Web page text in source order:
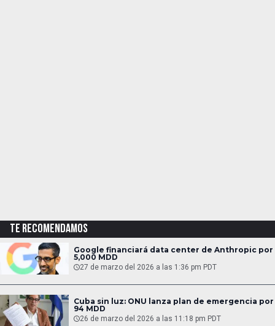
TE RECOMENDAMOS
Google financiará data center de Anthropic por
5,000 MDD
27 de marzo del 2026 a las 1:36 pm PDT
Cuba sin luz: ONU lanza plan de emergencia por
94 MDD
26 de marzo del 2026 a las 11:18 pm PDT